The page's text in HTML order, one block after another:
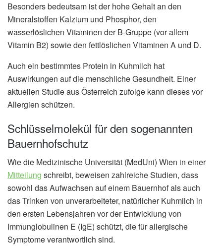
Besonders bedeutsam ist der hohe Gehalt an den
Mineralstoffen Kalzium und Phosphor, den
wasserlöslichen Vitaminen der B-Gruppe (vor allem
Vitamin B2) sowie den fettlöslichen Vitaminen A und D.
Auch ein bestimmtes Protein in Kuhmilch hat
Auswirkungen auf die menschliche Gesundheit. Einer
aktuellen Studie aus Österreich zufolge kann dieses vor
Allergien schützen.
Schlüsselmolekül für den sogenannten
Bauernhofschutz
Wie die Medizinische Universität (MedUni) Wien in einer
Mitteilung schreibt, beweisen zahlreiche Studien, dass
sowohl das Aufwachsen auf einem Bauernhof als auch
das Trinken von unverarbeiteter, natürlicher Kuhmilch in
den ersten Lebensjahren vor der Entwicklung von
Immunglobulinen E (IgE) schützt, die für allergische
Symptome verantwortlich sind.